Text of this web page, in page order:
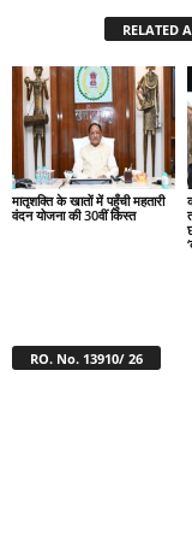
RELATED
मातृशक्ति के खातों में पहुँची महतारी
वंदन योजना की 30वीं किस्त
RO. No. 13910/ 26